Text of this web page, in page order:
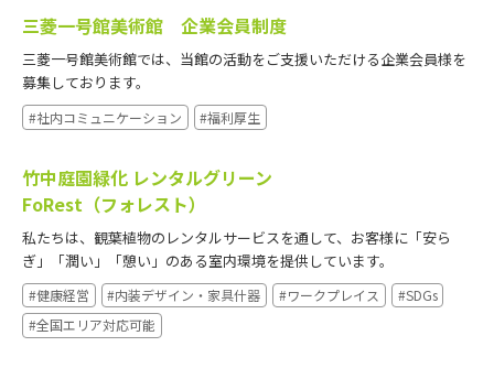
三菱一号館美術館 企業会員制度
三菱一号館美術館では、当館の活動をご支援いただける企業会員様を
募集しております。
#社内コミュニケーション #福利厚生
竹中庭園緑化 レンタルグリーン
FoRest（フォレスト）
私たちは、観葉植物のレンタルサービスを通して、お客様に「安ら
ぎ」「潤い」「憩い」のある室内環境を提供しています。
#健康経営 #内装デザイン・家具什器 #ワークプレイス
#SDGs
#全国エリア対応可能